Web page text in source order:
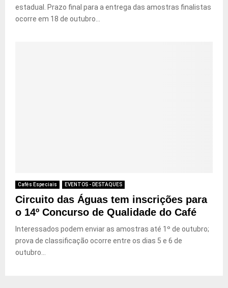
estadual. Prazo final para a entrega das amostras finalistas
ocorre em 18 de outubro...
Cafés Especiais EVENTOS - DESTAQUES
Circuito das Águas tem inscrições para
o 14º Concurso de Qualidade do Café
Interessados podem enviar as amostras até 1º de outubro;
prova de classificação ocorre entre os dias 5 e 6 de
outubro...